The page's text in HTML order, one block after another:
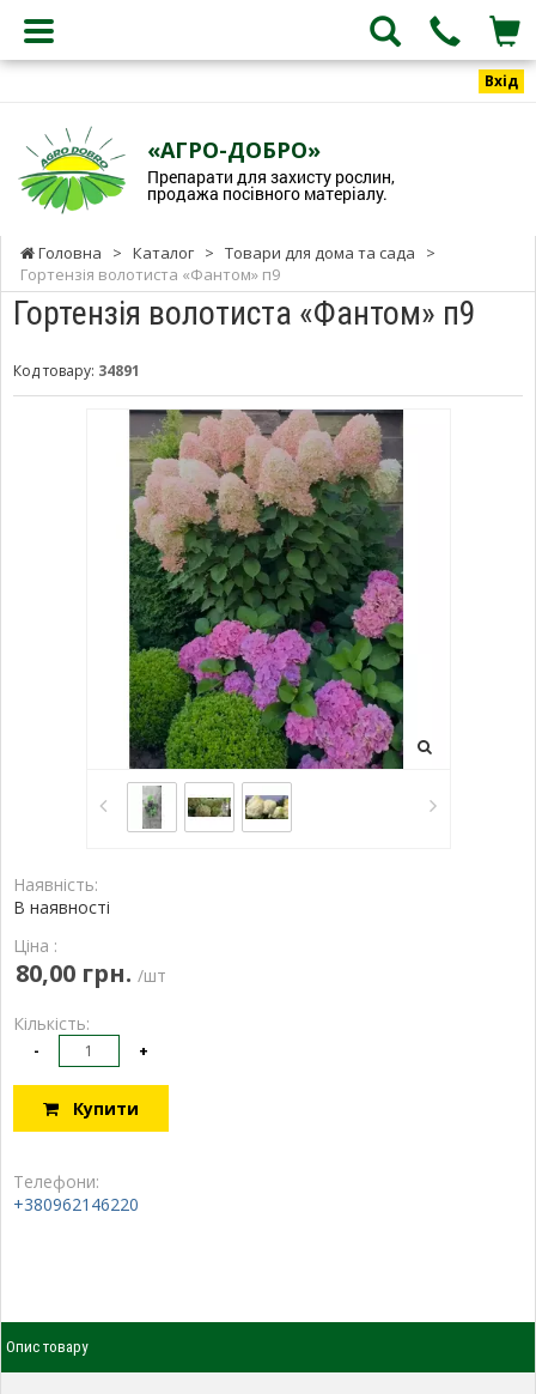
Вхід
«АГРО-ДОБРО»
Препарати для захисту рослин,
продажа посівного матеріалу.
Головна > Каталог > Товари для дома та сада
>
Гортензія волотиста «Фантом» п9
Гортензія волотиста «Фантом» п9
Код товару: 34891
Наявність:
В наявності
Ціна :
80,00 грн. /шт
Кількість:
- +
Купити
Телефони:
+380962146220
Опис товару